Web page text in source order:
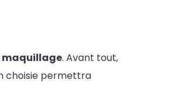
maquillage. Avant tout,
choisie permettra